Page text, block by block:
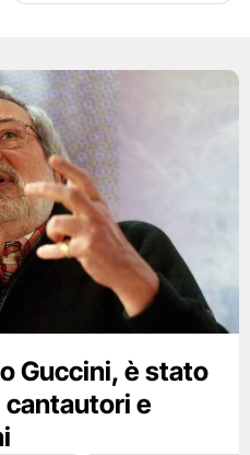
Guccini, è stato
cantautori e